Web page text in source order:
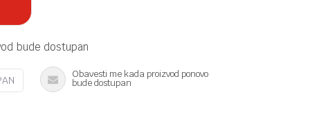
bude dostupan
Obavesti me kada proizvod ponovo
bude dostupan